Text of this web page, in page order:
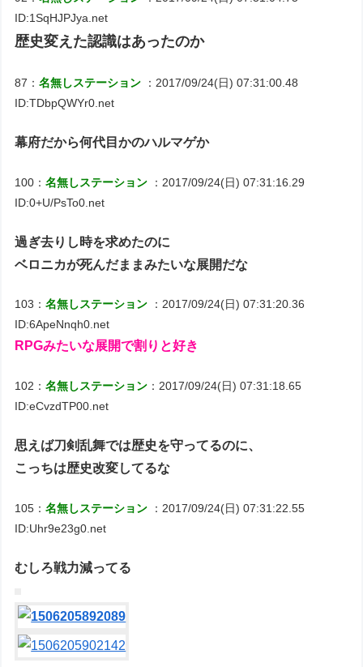
ID:1SqHJPJya.net
歴史変えた認識はあったのか
87：名無しステーション
：2017/09/24(日) 07:31:00.48
ID:TDbpQWYr0.net
幕府だから何代目かのハルマゲか
100：名無しステーション
：2017/09/24(日) 07:31:16.29
ID:0+U/PsTo0.net
過ぎ去りし時を求めたのに
ベロニカが死んだままみたいな展開だな
103：名無しステーション
：2017/09/24(日) 07:31:20.36
ID:6ApeNnqh0.net
RPGみたいな展開で割りと好き
102：名無しステーション ：2017/09/24(日) 07:31:18.65
ID:eCvzdTP00.net
思えば刀剣乱舞では歴史を守ってるのに、
こっちは歴史改変してるな
105：名無しステーション
：2017/09/24(日) 07:31:22.55
ID:Uhr9e23g0.net
むしろ戦力減ってる